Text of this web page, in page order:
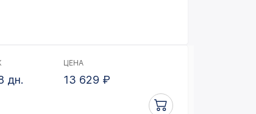
дн.
ЦЕНА
13 629 ₽